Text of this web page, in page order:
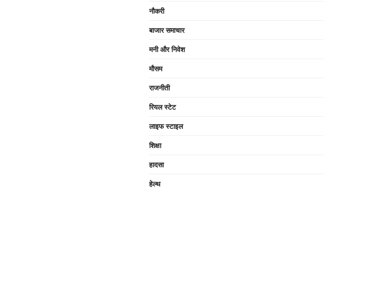
नौकरी
बाजार समाचार
मनी और निवेश
मौसम
राजनीती
रियल स्टेट
लाइफ स्टाइल
शिक्षा
हादसा
हेल्थ